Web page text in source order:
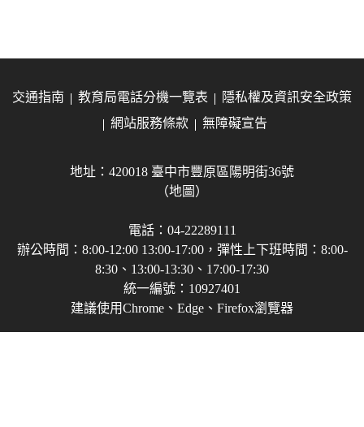
交通指南 教育局電話分機一覽表
隱私權及資訊安全政策
網站服務條款
無障礙宣告
地址：420018 臺中市豐原區陽明街36號
（地圖）
電話：04-22289111
辦公時間：8:00-12:00 13:00-17:00，彈性上下班時間：8:00-
8:30、13:00-13:30、17:00-17:30
統一編號：10927401
建議使用Chrome、Edge、Firefox瀏覽器